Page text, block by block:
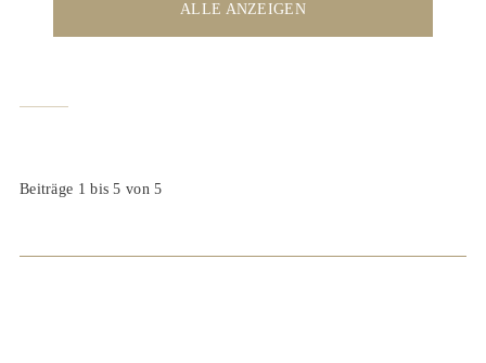
ALLE ANZEIGEN
Beiträge 1 bis 5 von 5